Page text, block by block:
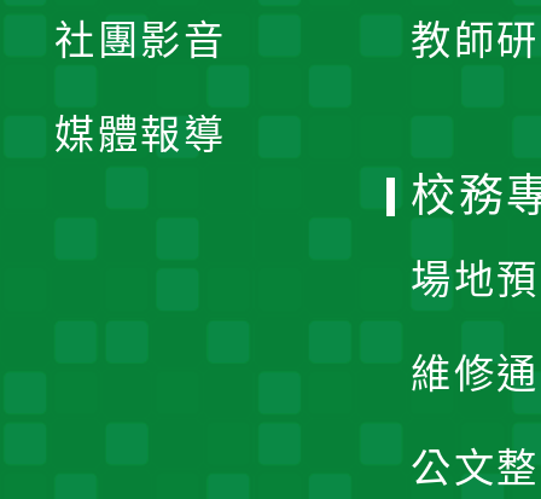
教師
社團影音
媒體報導
校務
場地
維修
公文